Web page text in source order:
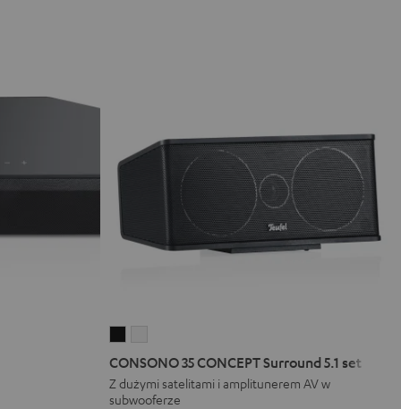
35
CONCEPT
Surround
35
CONCEPT
Surround
CONSONO 35 CONCEPT Surround 5.1 set
Z dużymi satelitami i amplitunerem AV w
subwooferze